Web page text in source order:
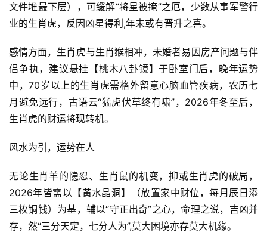
文件堆最下层），可缓解“将星被掩”之厄，少数从事军警行
业的生肖虎，反因凶星得利,年末或有晋升之喜。
感情方面，生肖虎与生肖猴相冲，未婚者易因房产问题与伴
侣争执，建议悬挂【桃木八卦镜】于卧室门后，晚年运势
中，70岁以上的生肖虎需格外留意心脑血管疾病，农历七
月避免远行，古语云“猛虎伏草终有啸”，2026年冬至后，
生肖虎的财运将现转机。
风水为引，运势在人
无论生肖羊的隐忍、生肖鼠的机变，抑或生肖虎的破局，
2026年皆需以【黄水晶洞】（放置家中财位，每月辰日添
三枚铜钱）为基，辅以“守正出奇”之心，命理之说，吉凶并
存，然“三分天定，七分人为”,莫大困境亦存莫大机缘。